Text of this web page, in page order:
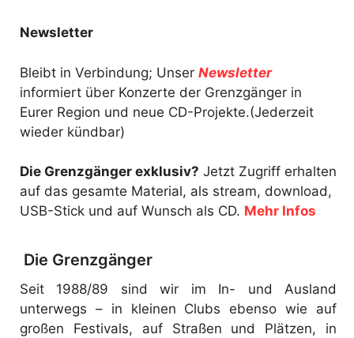
Newsletter
Bleibt in Verbindung; Unser Newsletter
informiert über Konzerte der Grenzgänger in
Eurer Region und neue CD-Projekte.(Jederzeit
wieder kündbar)
Die Grenzgänger exklusiv? Jetzt Zugriff erhalten
auf das gesamte Material, als stream, download,
USB-Stick und auf Wunsch als CD. Mehr Infos
Die Grenzgänger
Seit 1988/89 sind wir im In- und Ausland
unterwegs – in kleinen Clubs ebenso wie auf
großen Festivals, auf Straßen und Plätzen, in